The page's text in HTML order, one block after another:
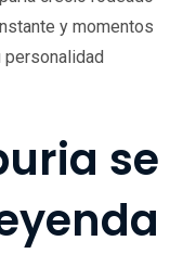
y momentos
se